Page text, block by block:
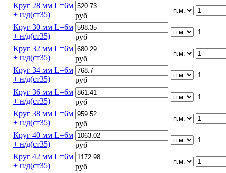
Круг 28 мм L=6м
+ н/д(ст35)
руб
Круг 30 мм L=6м
+ н/д(ст35)
руб
Круг 32 мм L=6м
+ н/д(ст35)
руб
Круг 34 мм L=6м
+ н/д(ст35)
руб
Круг 36 мм L=6м
+ н/д(ст35)
руб
Круг 38 мм L=6м
+ н/д(ст35)
руб
Круг 40 мм L=6м
+ н/д(ст35)
руб
Круг 42 мм L=6м
+ н/д(ст35)
руб